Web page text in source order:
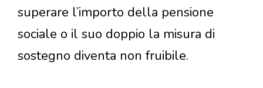
superare l’importo della pensione
sociale o il suo doppio la misura di
sostegno diventa non fruibile.